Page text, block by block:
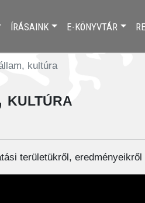
ÍRÁSAINK E-KÖNYVTÁR
kultúra
kultúra
területükről,